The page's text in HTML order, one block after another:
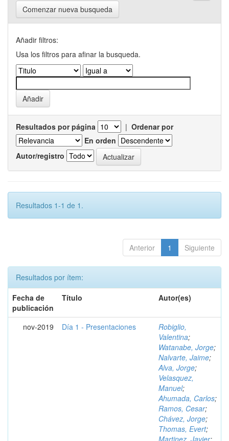
Comenzar nueva busqueda
Añadir filtros:
Usa los filtros para afinar la busqueda.
Resultados por página | Ordenar por
En orden
Autor/registro
Resultados 1-1 de 1.
Anterior 1 Siguiente
Resultados por ítem:
Fecha de
publicación
Título Autor(es)
nov-2019 Día 1 - Presentaciones
Robiglio,
Valentina;
Watanabe, Jorge;
Nalvarte, Jaime;
Alva, Jorge;
Velasquez,
Manuel;
Ahumada, Carlos;
Ramos, Cesar;
Chávez, Jorge;
Thomas, Evert;
Martinez, Javier;